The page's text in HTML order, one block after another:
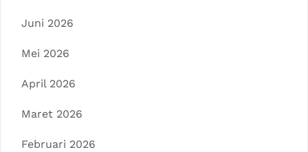
Juni 2026
Mei 2026
April 2026
Maret 2026
Februari 2026